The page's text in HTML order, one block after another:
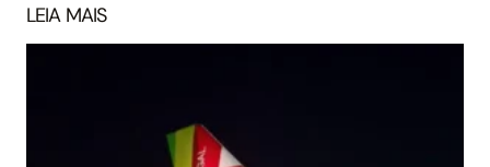
LEIA MAIS